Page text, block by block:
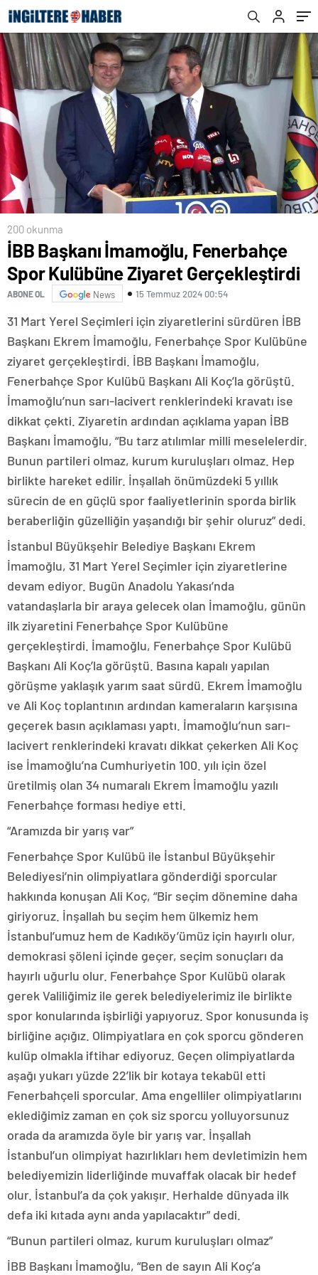
200 okunma
İBB Başkanı İmamoğlu, Fenerbahçe
Spor Kulübüne Ziyaret Gerçekleştirdi
ABONE OL News 15 Temmuz 2024 00:54
31 Mart Yerel Seçimleri için ziyaretlerini sürdüren İBB
Başkanı Ekrem İmamoğlu, Fenerbahçe Spor Kulübüne
ziyaret gerçekleştirdi. İBB Başkanı İmamoğlu,
Fenerbahçe Spor Kulübü Başkanı Ali Koç’la görüştü.
İmamoğlu’nun sarı-lacivert renklerindeki kravatı ise
dikkat çekti. Ziyaretin ardından açıklama yapan İBB
Başkanı İmamoğlu, “Bu tarz atılımlar milli meselelerdir.
Bunun partileri olmaz, kurum kuruluşları olmaz. Hep
birlikte hareket edilir. İnşallah önümüzdeki 5 yıllık
sürecin de en güçlü spor faaliyetlerinin sporda birlik
beraberliğin güzelliğin yaşandığı bir şehir oluruz” dedi.
İstanbul Büyükşehir Belediye Başkanı Ekrem
İmamoğlu, 31 Mart Yerel Seçimler için ziyaretlerine
devam ediyor. Bugün Anadolu Yakası’nda
vatandaşlarla bir araya gelecek olan İmamoğlu, günün
ilk ziyaretini Fenerbahçe Spor Kulübüne
gerçekleştirdi. İmamoğlu, Fenerbahçe Spor Kulübü
Başkanı Ali Koç’la görüştü. Basına kapalı yapılan
görüşme yaklaşık yarım saat sürdü. Ekrem İmamoğlu
ve Ali Koç toplantının ardından kameraların karşısına
geçerek basın açıklaması yaptı. İmamoğlu’nun sarı-
lacivert renklerindeki kravatı dikkat çekerken Ali Koç
ise İmamoğlu’na Cumhuriyetin 100. yılı için özel
üretilmiş olan 34 numaralı Ekrem İmamoğlu yazılı
Fenerbahçe forması hediye etti.
“Aramızda bir yarış var”
Fenerbahçe Spor Kulübü ile İstanbul Büyükşehir
Belediyesi’nin olimpiyatlara gönderdiği sporcular
hakkında konuşan Ali Koç, “Bir seçim dönemine daha
giriyoruz. İnşallah bu seçim hem ülkemiz hem
İstanbul’umuz hem de Kadıköy’ümüz için hayırlı olur,
demokrasi şöleni içinde geçer, seçim sonuçları da
hayırlı uğurlu olur. Fenerbahçe Spor Kulübü olarak
gerek Valiliğimiz ile gerek belediyelerimiz ile birlikte
spor konularında işbirliği yapıyoruz. Spor konusunda iş
birliğine açığız. Olimpiyatlara en çok sporcu gönderen
kulüp olmakla iftihar ediyoruz. Geçen olimpiyatlarda
aşağı yukarı yüzde 22’lik bir kotaya tekabül etti
Fenerbahçeli sporcular. Ama engelliler olimpiyatlarını
eklediğimiz zaman en çok siz sporcu yolluyorsunuz
orada da aramızda öyle bir yarış var. İnşallah
İstanbul’un olimpiyat hazırlıkları hem devletimizin hem
belediyemizin liderliğinde muvaffak olacak bir hedef
olur. İstanbul’a da çok yakışır. Herhalde dünyada ilk
defa iki kıtada aynı anda yapılacaktır” dedi.
“Bunun partileri olmaz, kurum kuruluşları olmaz”
İBB Başkanı İmamoğlu, “Ben de sayın Ali Koç’a